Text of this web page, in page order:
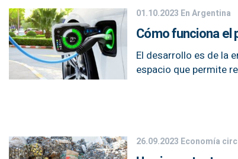
01.10.2023 En Argentina
Cómo funciona el
El desarrollo es de la
espacio que permite
26.09.2023 Economía